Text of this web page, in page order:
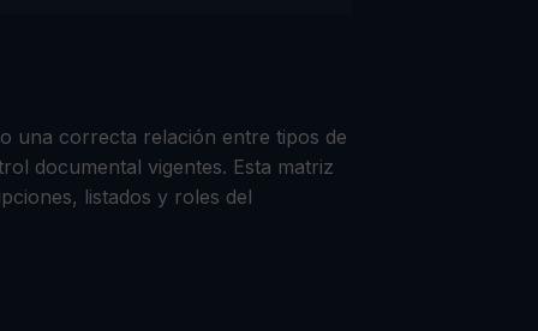
una correcta relación entre tipos de
documental vigentes. Esta matriz
listados y roles del